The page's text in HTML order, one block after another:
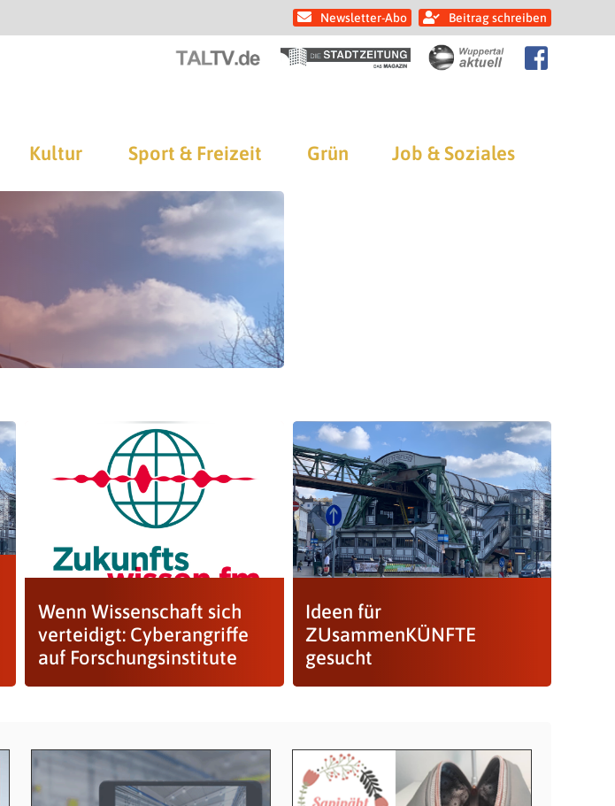
Newsletter-Abo Beitrag schreiben
Kultur Sport & Freizeit Grün Job & Soziales
Wenn Wissenschaft sich
verteidigt: Cyberangriffe
auf Forschungsinstitute
Ideen für
ZUsammenKÜNFTE
gesucht